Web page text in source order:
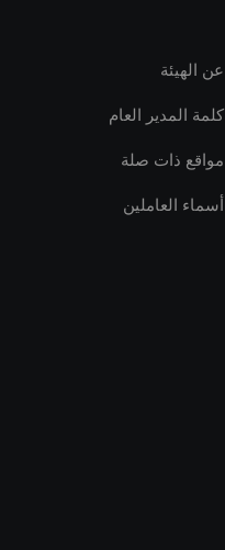
عن الهيئة
كلمة المدير العام
مواقع ذات صلة
أسماء العاملين